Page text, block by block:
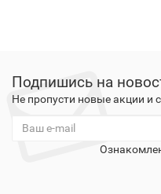
Подпишись на
Не пропусти новые акции и